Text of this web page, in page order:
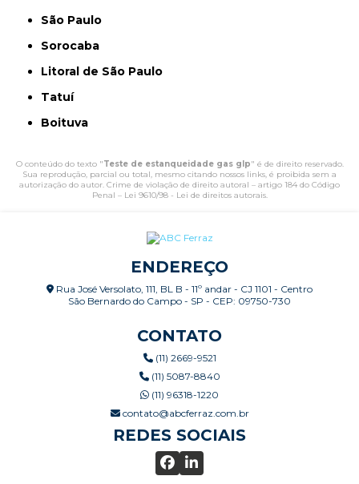
São Paulo
Sorocaba
Litoral de São Paulo
Tatuí
Boituva
O conteúdo do texto "Teste de estanqueidade gas glp" é de direito reservado.
Sua reprodução, parcial ou total, mesmo citando nossos links, é proibida sem a
autorização do autor. Crime de violação de direito autoral – artigo 184 do Código
Penal – Lei 9610/98 - Lei de direitos autorais.
ENDEREÇO
Rua José Versolato, 111, BL B - 11º andar - CJ 1101 - Centro
São Bernardo do Campo - SP - CEP: 09750-730
CONTATO
(11) 2669-9521
(11) 5087-8840
(11) 96318-1220
contato@abcferraz.com.br
REDES SOCIAIS